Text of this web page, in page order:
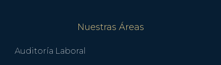
Nuestras Áreas
Auditoría Laboral